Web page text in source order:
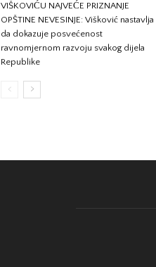
VIŠKOVIĆU NAJVEĆE PRIZNANJE
OPŠTINE NEVESINJE: Višković nastavlja
da dokazuje posvećenost
ravnomjernom razvoju svakog dijela
Republike